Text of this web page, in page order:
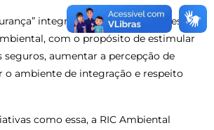
integra o calendário de ações
com o propósito de estimular
aumentar a percepção de
o ambiente de integração e respeito
como essa, a RIC Ambiental